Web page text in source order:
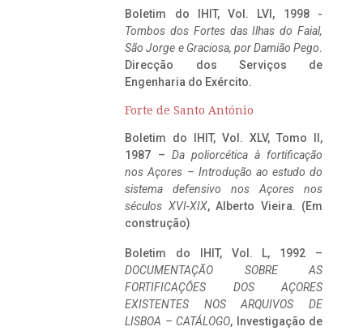
Boletim do IHIT, Vol. LVI, 1998 -
Tombos dos Fortes das Ilhas do Faial,
São Jorge e Graciosa, por Damião Pego.
Direcção dos Serviços de
Engenharia do Exército.
Forte de Santo António
Boletim do IHIT, Vol. XLV, Tomo II,
1987 – Da poliorcética à fortificação
nos Açores – Introdução ao estudo do
sistema defensivo nos Açores nos
séculos XVI-XIX, Alberto Vieira. (Em
construção)
Boletim do IHIT, Vol. L, 1992 –
DOCUMENTAÇÃO SOBRE AS
FORTIFICAÇÕES DOS AÇORES
EXISTENTES NOS ARQUIVOS DE
LISBOA – CATÁLOGO, Investigação de